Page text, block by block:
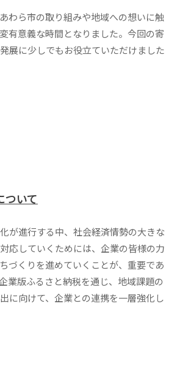
わら市の取り組みや地域への想いに触
有意義な時間となりました。今回の寄
展に少しでもお役立ていただけました
ついて
が進行する中、社会経済情勢の大きな
応していくためには、企業の皆様の力
づくりを進めていくことが、重要であ
業版ふるさと納税を通じ、地域課題の
に向けて、企業との連携を一層強化し